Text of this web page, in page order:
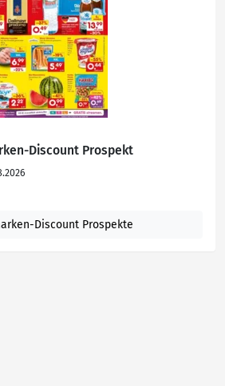
Discount Prospekt
Discount Prospekte